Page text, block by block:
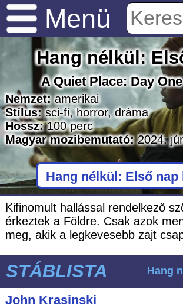
Menü
Hang nélkül:
A Quiet Place: Day One
Nemzet: amerikai
Stílus: sci-fi,horror,dráma
Hossz: 100perc
Magyar mozibemutató:2024.
Hang nélkül: Első nap
Kifinomult hallással rendelkező
érkeztek a Földre. Csak azok
meg, akik a legkevesebb zajt
STÁBLISTA Hang
John Krasinski